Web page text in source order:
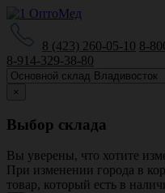
8 (423) 260-05-10 8-
8-914-329-38-80
×
Выбор склада
Вы уверены, что хотите
При изменении города в
товар, который есть в